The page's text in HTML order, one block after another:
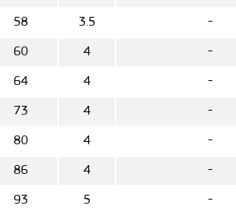
58 3.5 -
60 4 -
64 4 -
73 4 -
80 4 -
86 4 -
93 5 -